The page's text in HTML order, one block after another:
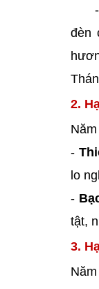
đèn
2.
-
lo
-
tật,
3.